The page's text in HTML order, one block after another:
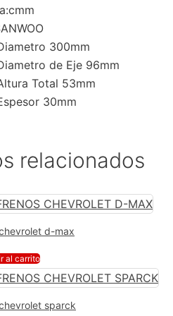
300mm
de Eje 96mm
Total 53mm
30mm
relacionados
d-max
al carrito
sparck